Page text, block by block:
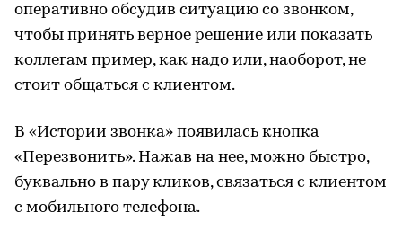
оперативно обсудив ситуацию со звонком,
чтобы принять верное решение или показать
коллегам пример, как надо или, наоборот, не
стоит общаться с клиентом.
В «Истории звонка» появилась кнопка
«Перезвонить». Нажав на нее, можно быстро,
буквально в пару кликов, связаться с клиентом
с мобильного телефона.